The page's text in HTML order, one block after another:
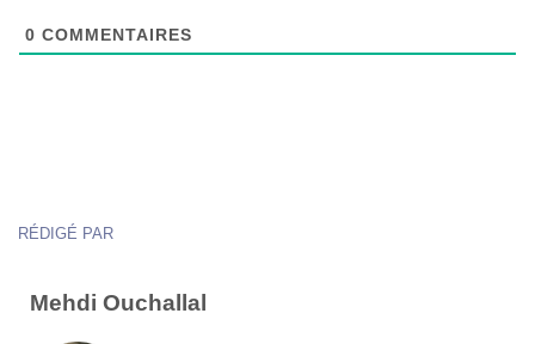
0 COMMENTAIRES
RÉDIGÉ PAR
Mehdi Ouchallal